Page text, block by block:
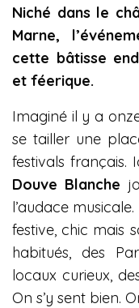
Niché dans le
Marne,
cette bâtisse
et féerique.
Imaginé il y a
se tailler une
festivals français.
Douve Blanche
l’audace
festive, chic mais
habitués, des
locaux curieux,
On s’y sent bien.